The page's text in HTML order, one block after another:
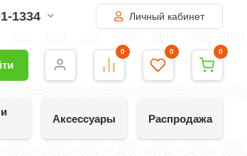
1334 Личный кабинет
0 0 0
Аксессуары Распродажа